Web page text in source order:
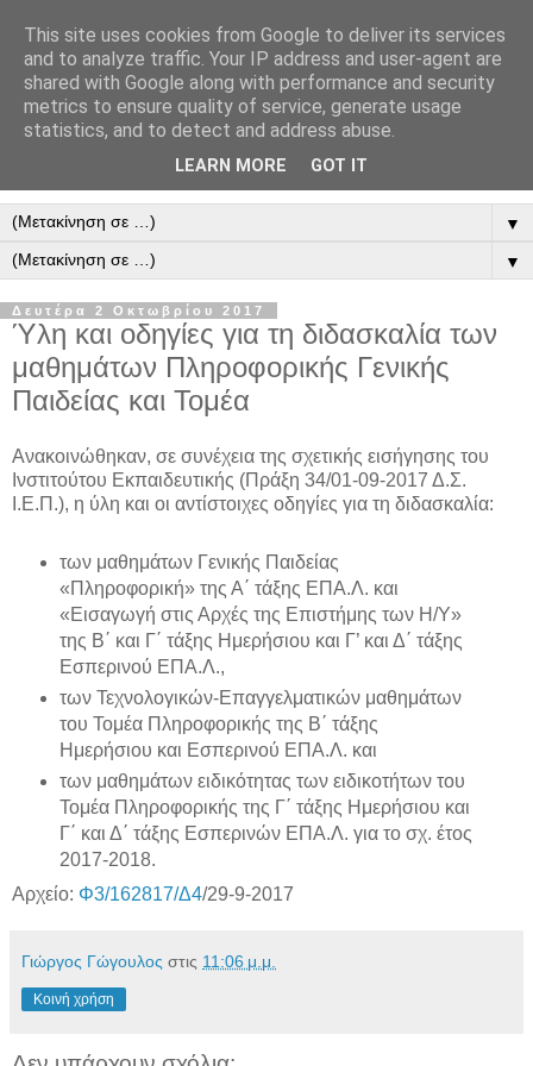
▼
▼
Δευτέρα 2 Οκτωβρίου 2017
Ύλη και οδηγίες για τη διδασκαλία των
μαθημάτων Πληροφορικής Γενικής
Παιδείας και Τομέα
Ανακοινώθηκαν, σε συνέχεια της σχετικής εισήγησης του
Ινστιτούτου Εκπαιδευτικής (Πράξη 34/01-09-2017 Δ.Σ.
Ι.Ε.Π.), η ύλη και οι αντίστοιχες οδηγίες για τη διδασκαλία:
των μαθημάτων Γενικής Παιδείας
«Πληροφορική» της Α΄ τάξης ΕΠΑ.Λ. και
«Εισαγωγή στις Αρχές της Επιστήμης των Η/Υ»
της Β΄ και Γ΄ τάξης Ημερήσιου και Γ’ και Δ΄ τάξης
Εσπερινού ΕΠΑ.Λ.,
των Τεχνολογικών-Επαγγελματικών μαθημάτων
του Τομέα Πληροφορικής της Β΄ τάξης
Ημερήσιου και Εσπερινού ΕΠΑ.Λ. και
των μαθημάτων ειδικότητας των ειδικοτήτων του
Τομέα Πληροφορικής της Γ΄ τάξης Ημερήσιου και
Γ΄ και Δ΄ τάξης Εσπερινών ΕΠΑ.Λ. για το σχ. έτος
2017-2018.
Αρχείο: Φ3/162817/Δ4/29-9-2017
Γιώργος Γώγουλος στις 11:06 μ.μ.
Κοινή χρήση
This site uses cookies from Google to deliver its services
and to analyze traffic. Your IP address and user-agent are
shared with Google along with performance and security
metrics to ensure quality of service, generate usage
statistics, and to detect and address abuse.
LEARN MORE GOT IT